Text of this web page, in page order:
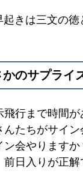
きは三文の
のサプライ
行まで時間
たちがサイン
ン会やります
日入りが正解